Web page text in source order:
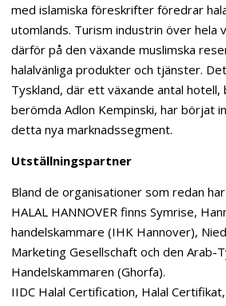
med islamiska föreskrifter föredrar
utomlands. Turism industrin över hela
därför på den växande muslimska
halalvänliga produkter och tjänster.
Tyskland, där ett växande antal hotell,
berömda Adlon Kempinski, har börjat
detta nya marknadssegment.
Utställningspartner
Bland de organisationer som redan
HALAL HANNOVER finns Symrise,
handelskammare (IHK Hannover),
Marketing Gesellschaft och den Arab-
Handelskammaren (Ghorfa).
IIDC Halal Certification, Halal